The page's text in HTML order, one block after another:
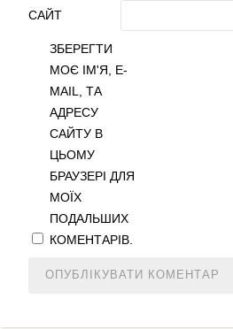
САЙТ
ЗБЕРЕГТИ
МОЄ ІМ'Я, E-
MAIL, ТА
АДРЕСУ
САЙТУ В
ЦЬОМУ
БРАУЗЕРІ ДЛЯ
МОЇХ
ПОДАЛЬШИХ
КОМЕНТАРІВ.